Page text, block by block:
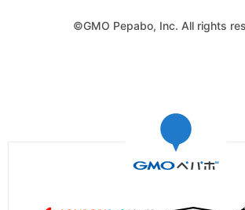
©GMO Pepabo, Inc. All rights